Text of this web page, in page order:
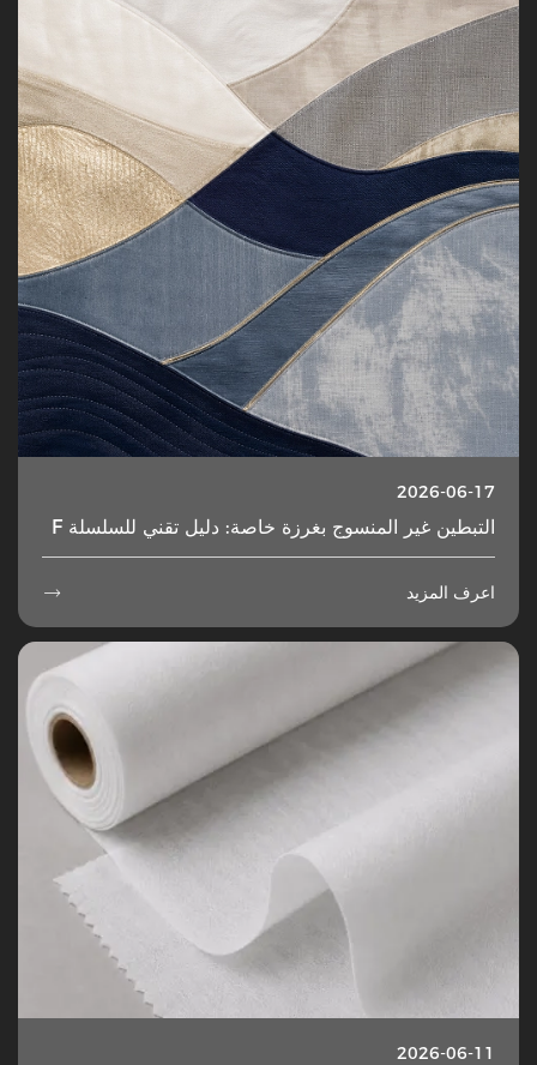
2026-06-17
التبطين غير المنسوج بغرزة خاصة: دليل تقني للسلسلة F
اعرف المزيد 
2026-06-11